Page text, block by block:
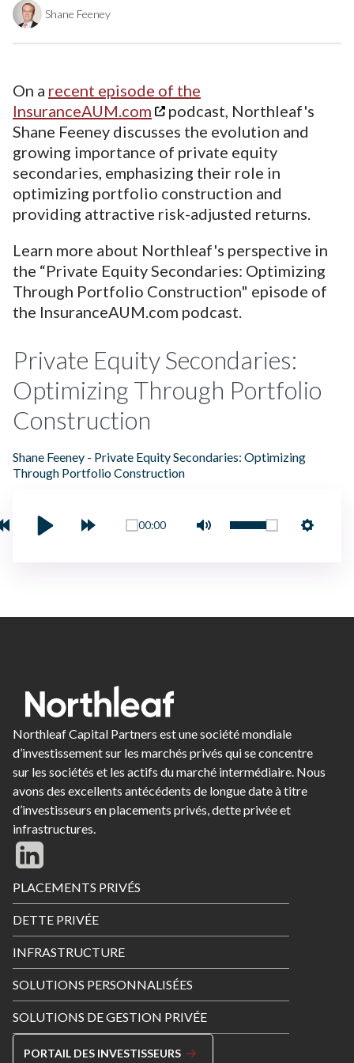
Shane Feeney
On a recent episode of the
InsuranceAUM.com
podcast, Northleaf's
Shane Feeney discusses the evolution and
growing importance of private equity
secondaries, emphasizing their role in
optimizing portfolio construction and
providing attractive risk-adjusted returns.
Learn more about Northleaf's perspective in
the “Private Equity Secondaries: Optimizing
Through Portfolio Construction" episode of
the InsuranceAUM.com podcast.
Private Equity Secondaries:
Optimizing Through Portfolio
Construction
Shane Feeney - Private Equity Secondaries: Optimizing
Through Portfolio Construction
00:00
Northleaf Capital Partners est une société mondiale
d’investissement sur les marchés privés qui se concentre
sur les sociétés et les actifs du marché intermédiaire. Nous
avons des excellents antécédents de longue date à titre
d’investisseurs en placements privés, dette privée et
infrastructures.
Footer
Menu
PLACEMENTS PRIVÉS
DETTE PRIVÉE
INFRASTRUCTURE
SOLUTIONS PERSONNALISÉES
SOLUTIONS DE GESTION PRIVÉE
PORTAIL DES INVESTISSEURS